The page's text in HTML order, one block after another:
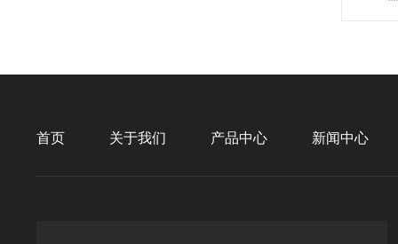
首页 关于我们 产品中心 新闻中心